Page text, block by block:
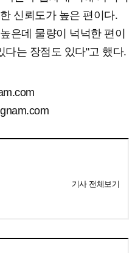
신뢰도가 높은 편이다.
은데 물량이 넉넉한 편이
다는 장점도 있다"고 했다.
기사 전체보기